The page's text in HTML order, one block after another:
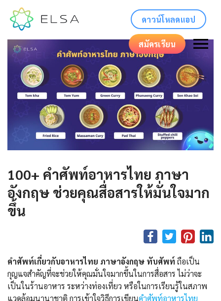
ดาวน์โหลดแอป
สมัครเรียน
100+ คําศัพท์อาหารไทย ภาษา
อังกฤษ ช่วยคุณสื่อสารให้มั่นใจมาก
ขึ้น
คำศัพท์เกี่ยวกับอาหารไทย ภาษาอังกฤษ ทับศัพท์ ถือเป็น
กุญแจสำคัญที่จะช่วยให้คุณมั่นใจมากขึ้นในการสื่อสาร ไม่ว่าจะ
เป็นในร้านอาหาร ระหว่างท่องเที่ยว หรือในการเรียนรู้ในสภาพ
แวดล้อมนานาชาติ การเข้าใจวิธีการเขียนคําศัพท์อาหารไทย